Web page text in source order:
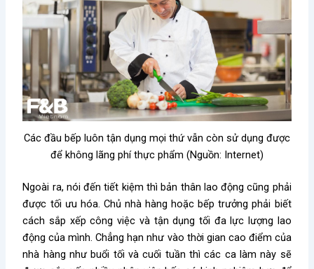
Các đầu bếp luôn tận dụng mọi thứ vẫn còn sử dụng được
để không lãng phí thực phẩm (Nguồn: Internet)
Ngoài ra, nói đến tiết kiệm thì bản thân lao động cũng phải
được tối ưu hóa. Chủ nhà hàng hoặc bếp trưởng phải biết
cách sắp xếp công việc và tận dụng tối đa lực lượng lao
động của mình. Chẳng hạn như vào thời gian cao điểm của
nhà hàng như buổi tối và cuối tuần thì các ca làm này sẽ